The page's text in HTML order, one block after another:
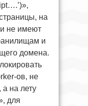
на
не имеют
и
домена.
ов, не
на лету
для